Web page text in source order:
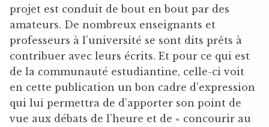
projet est conduit de bout en bout par des
amateurs. De nombreux enseignants et
professeurs à l’université se sont dits prêts à
contribuer avec leurs écrits. Et pour ce qui est
de la communauté estudiantine, celle-ci voit
en cette publication un bon cadre d’expression
qui lui permettra de d’apporter son point de
vue aux débats de l’heure et de « concourir au